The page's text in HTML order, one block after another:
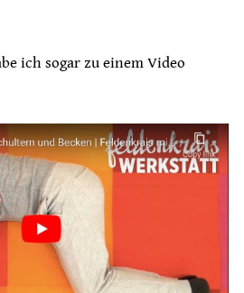
ich sogar zu einem Video